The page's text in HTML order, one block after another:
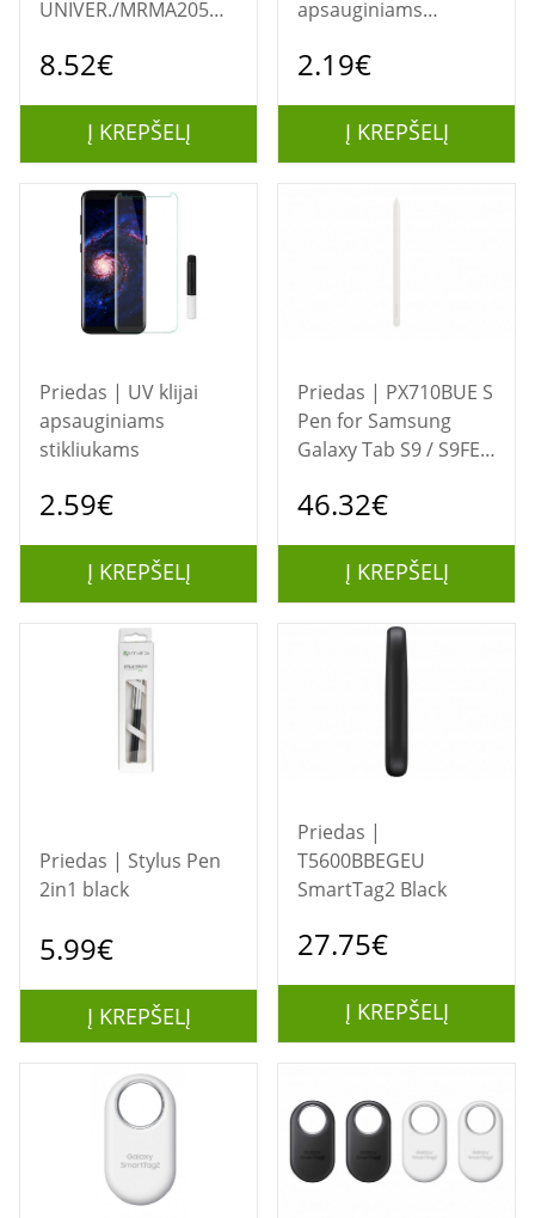
UNIVER./MRMA205
8.52€
Į KREPŠELĮ
apsauginiams
2.19€
Į KREPŠELĮ
Priedas | UV klijai
apsauginiams
stikliukams
2.59€
Į KREPŠELĮ
Priedas | PX710BUE S
Pen for Samsung
Galaxy Tab S9 / S9FE /
Beige
46.32€
Į KREPŠELĮ
Priedas | Stylus Pen
2in1 black
5.99€
Į KREPŠELĮ
Priedas |
T5600BBEGEU
SmartTag2 Black
27.75€
Į KREPŠELĮ